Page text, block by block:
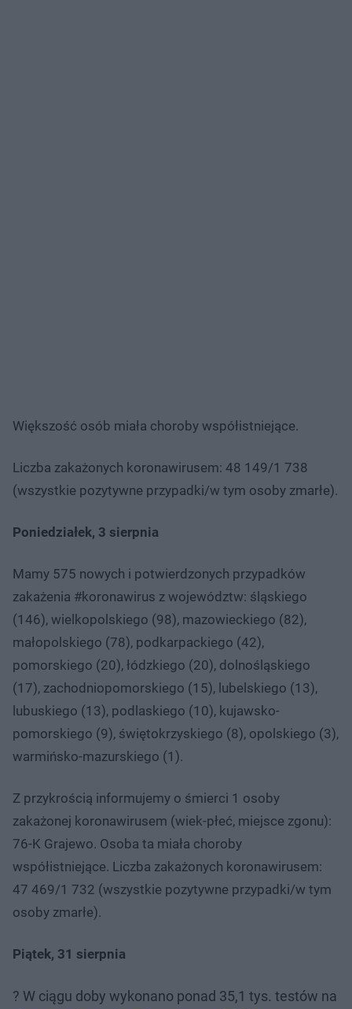
Większość osób miała choroby współistniejące.
Liczba zakażonych koronawirusem: 48 149/1 738
(wszystkie pozytywne przypadki/w tym osoby zmarłe).
Poniedziałek, 3 sierpnia
Mamy 575 nowych i potwierdzonych przypadków
zakażenia #koronawirus z województw: śląskiego
(146), wielkopolskiego (98), mazowieckiego (82),
małopolskiego (78), podkarpackiego (42),
pomorskiego (20), łódzkiego (20), dolnośląskiego
(17), zachodniopomorskiego (15), lubelskiego (13),
lubuskiego (13), podlaskiego (10), kujawsko-
pomorskiego (9), świętokrzyskiego (8), opolskiego (3),
warmińsko-mazurskiego (1).
Z przykrością informujemy o śmierci 1 osoby
zakażonej koronawirusem (wiek-płeć, miejsce zgonu):
76-K Grajewo. Osoba ta miała choroby
współistniejące. Liczba zakażonych koronawirusem:
47 469/1 732 (wszystkie pozytywne przypadki/w tym
osoby zmarłe).
Piątek, 31 sierpnia
? W ciągu doby wykonano ponad 35,1 tys. testów na